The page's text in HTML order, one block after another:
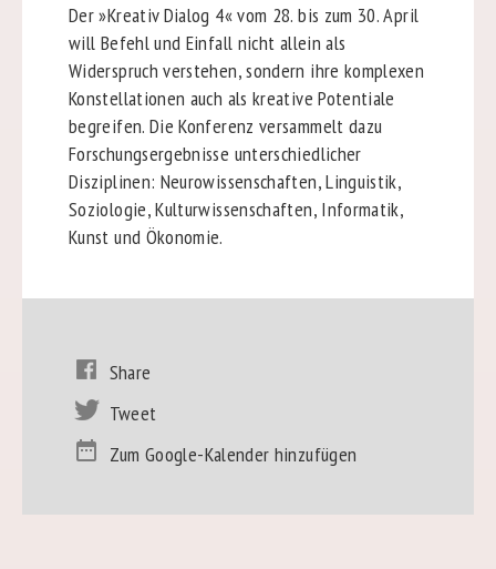
Der »Kreativ Dialog 4« vom 28. bis zum 30. April
will Befehl und Einfall nicht allein als
Widerspruch verstehen, sondern ihre komplexen
Konstellationen auch als kreative Potentiale
begreifen. Die Konferenz versammelt dazu
Forschungsergebnisse unterschiedlicher
Disziplinen: Neurowissenschaften, Linguistik,
Soziologie, Kulturwissenschaften, Informatik,
Kunst und Ökonomie.
Share
Tweet
Zum Google-Kalender hinzufügen